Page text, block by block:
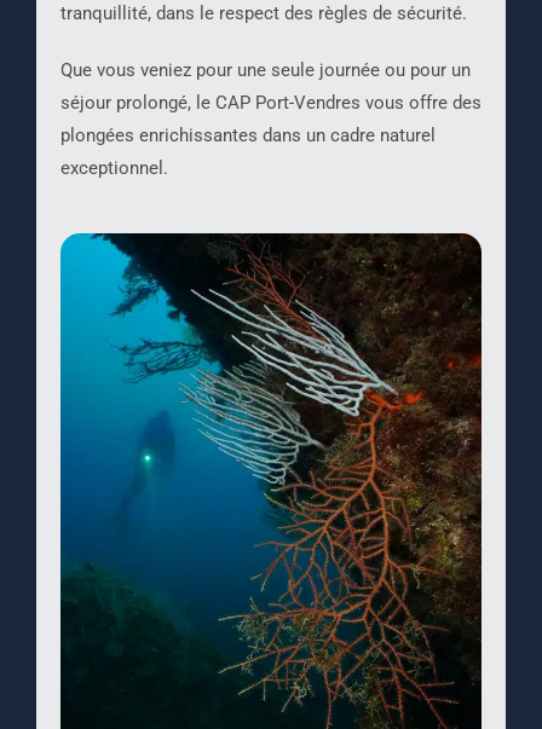
tranquillité, dans le respect des règles de sécurité.
Que vous veniez pour une seule journée ou pour un
séjour prolongé, le CAP Port-Vendres vous offre des
plongées enrichissantes dans un cadre naturel
exceptionnel.